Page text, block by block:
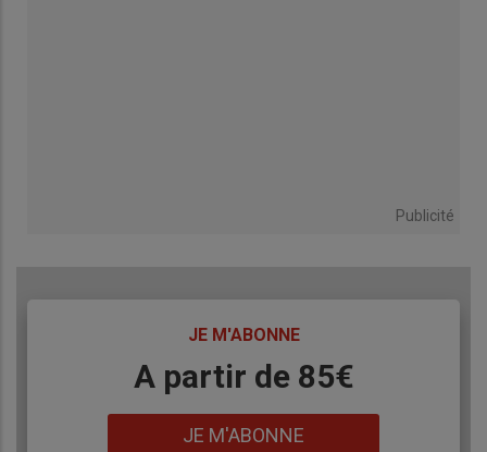
Publicité
JE M'ABONNE
A partir de 85€
JE M'ABONNE